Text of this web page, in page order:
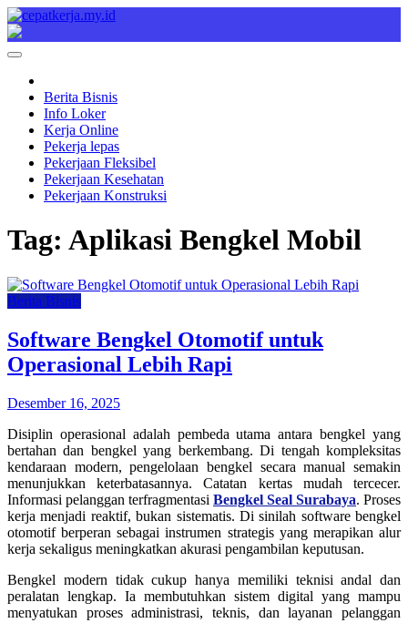
Skip
to
content
Cepat Kerja
Berita Bisnis
Berita Bisnis
Info Loker
Kerja Online
Pekerja lepas
Pekerjaan Fleksibel
Pekerjaan Kesehatan
Pekerjaan Konstruksi
Tag: Aplikasi Bengkel Mobil
Berita Bisnis
Software Bengkel Otomotif untuk
Operasional Lebih Rapi
Desember 16, 2025
Disiplin operasional adalah pembeda utama antara bengkel yang
bertahan dan bengkel yang berkembang. Di tengah kompleksitas
kendaraan modern, pengelolaan bengkel secara manual semakin
menunjukkan keterbatasannya. Catatan kertas mudah tercecer.
Informasi pelanggan terfragmentasi Bengkel Seal Surabaya. Proses
kerja menjadi reaktif, bukan sistematis. Di sinilah software bengkel
otomotif berperan sebagai instrumen strategis yang merapikan alur
kerja sekaligus meningkatkan akurasi pengambilan keputusan.
Bengkel modern tidak cukup hanya memiliki teknisi andal dan
peralatan lengkap. Ia membutuhkan sistem digital yang mampu
menyatukan proses administrasi, teknis, dan layanan pelanggan